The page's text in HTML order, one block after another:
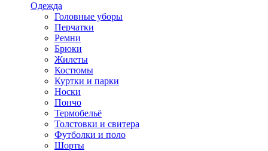
Одежда
Головные уборы
Перчатки
Ремни
Брюки
Жилеты
Костюмы
Куртки и парки
Носки
Пончо
Термобельё
Толстовки и свитера
Футболки и поло
Шорты